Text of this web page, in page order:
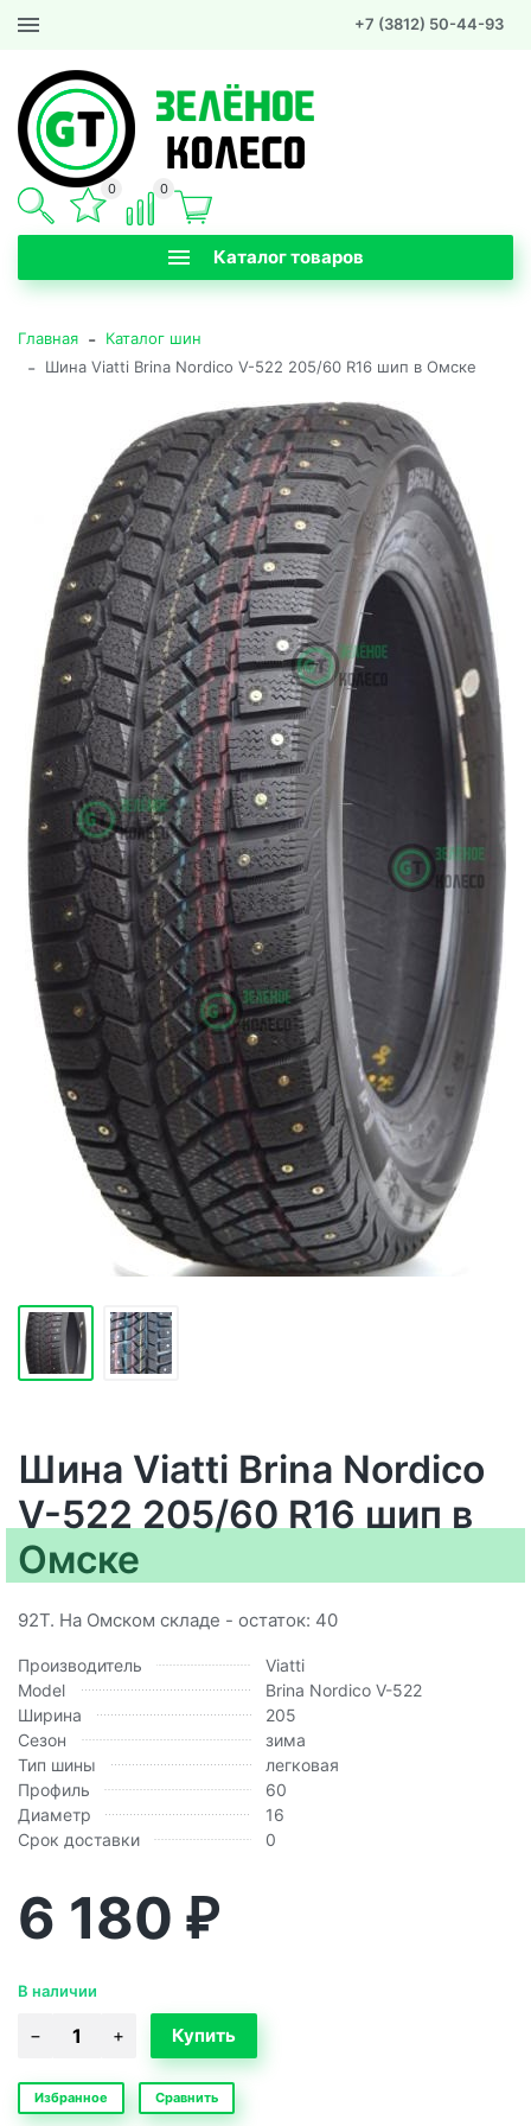
+7 (3812) 50-44-93
Каталог товаров
0 0
Главная - Каталог шин
- Шина Viatti Brina Nordico V-522 205/60 R16 шип в Омске
Шина Viatti Brina Nordico
V-522 205/60 R16 шип в
Омске
92T. На Омском складе - остаток: 40
Производитель
Viatti
Model
Brina Nordico V-522
Ширина
205
Сезон
зима
Тип шины
легковая
Профиль
60
Диаметр
16
Срок доставки
0
6 180 ₽
В наличии
Избранное Сравнить